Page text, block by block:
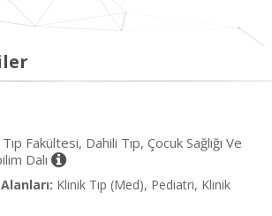
Tıp Fakültesi, Dahili Tıp, Çocuk Sağlığı Ve
Dalı
Klinik Tıp (Med), Pediatri, Klinik